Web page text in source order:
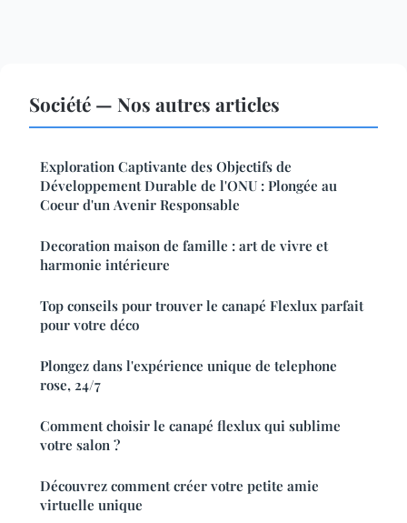
Société — Nos autres articles
Exploration Captivante des Objectifs de
Développement Durable de l'ONU : Plongée au
Coeur d'un Avenir Responsable
Decoration maison de famille : art de vivre et
harmonie intérieure
Top conseils pour trouver le canapé Flexlux parfait
pour votre déco
Plongez dans l'expérience unique de telephone
rose, 24/7
Comment choisir le canapé flexlux qui sublime
votre salon ?
Découvrez comment créer votre petite amie
virtuelle unique